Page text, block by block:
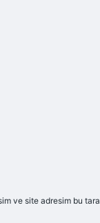
ve site adresim bu